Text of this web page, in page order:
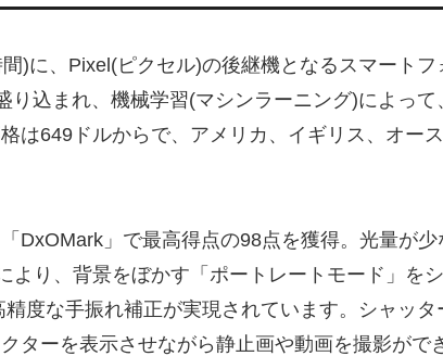
)に、Pixel(ピクセル)の後継機となるスマート
込まれ、機械学習(マシンラーニング)によっ
は649ドルからで、アメリカ、イギリス、オー
DxOMark」で最高得点の98点を獲得。光量が
より、背景をぼかす「ポートレートモード」を
度な手振れ補正が実現されています。シャッ
ターを表示させながら静止画や動画を撮影が